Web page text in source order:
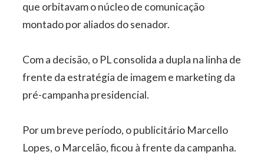
que orbitavam o núcleo de comunicação
montado por aliados do senador.
Com a decisão, o PL consolida a dupla na linha de
frente da estratégia de imagem e marketing da
pré-campanha presidencial.
Por um breve período, o publicitário Marcello
Lopes, o Marcelão, ficou à frente da campanha.